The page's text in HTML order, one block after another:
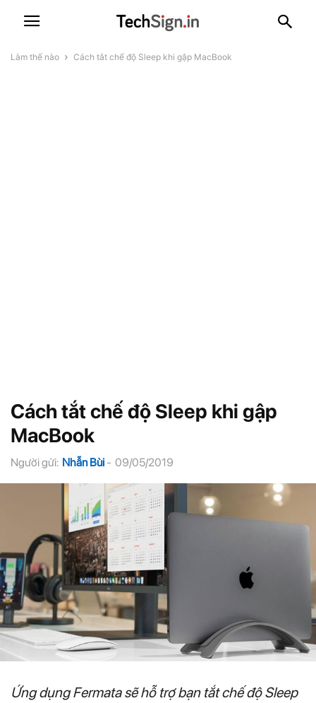
Làm thế nào Cách tắt chế độ Sleep khi gập MacBook
Cách tắt chế độ Sleep khi gập
MacBook
Người gửi: Nhẫn Bùi - 09/05/2019
Ứng dụng Fermata sẽ hỗ trợ bạn tắt chế độ Sleep